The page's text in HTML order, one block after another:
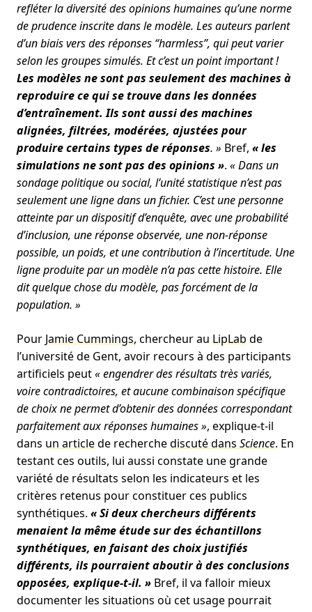
refléter la diversité des opinions humaines qu’une norme
de prudence inscrite dans le modèle. Les auteurs parlent
d’un biais vers des réponses “harmless”, qui peut varier
selon les groupes simulés. Et c’est un point important !
Les modèles ne sont pas seulement des machines à
reproduire ce qui se trouve dans les données
d’entraînement. Ils sont aussi des machines
alignées, filtrées, modérées, ajustées pour
produire certains types de réponses. » Bref, « les
simulations ne sont pas des opinions ». « Dans un
sondage politique ou social, l’unité statistique n’est pas
seulement une ligne dans un fichier. C’est une personne
atteinte par un dispositif d’enquête, avec une probabilité
d’inclusion, une réponse observée, une non-réponse
possible, un poids, et une contribution à l’incertitude. Une
ligne produite par un modèle n’a pas cette histoire. Elle
dit quelque chose du modèle, pas forcément de la
population. »
Pour Jamie Cummings, chercheur au LipLab de
l’université de Gent, avoir recours à des participants
artificiels peut« engendrer des résultats très variés,
voire contradictoires, et aucune combinaison spécifique
de choix ne permet d’obtenir des données correspondant
parfaitement aux réponses humaines », explique-t-il
dans un articlede recherchediscuté dans Science. En
testant ces outils, lui aussi constate une grande
variété de résultats selon les indicateurs et les
critères retenus pour constituer ces publics
synthétiques. « Si deux chercheurs différents
menaient la même étude sur des échantillons
synthétiques, en faisant des choix justifiés
différents, ils pourraient aboutir à des conclusions
opposées, explique-t-il. » Bref, il va falloir mieux
documenter les situations où cet usage pourrait